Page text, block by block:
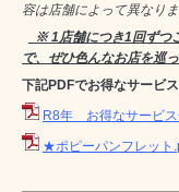
容は店舗によって異なりま
※ 1店舗につき1回ずつ
で、ぜひ色んなお店を巡
下記PDFでお得なサービ
R8年 お得なサービ
★ポピーパンフレット